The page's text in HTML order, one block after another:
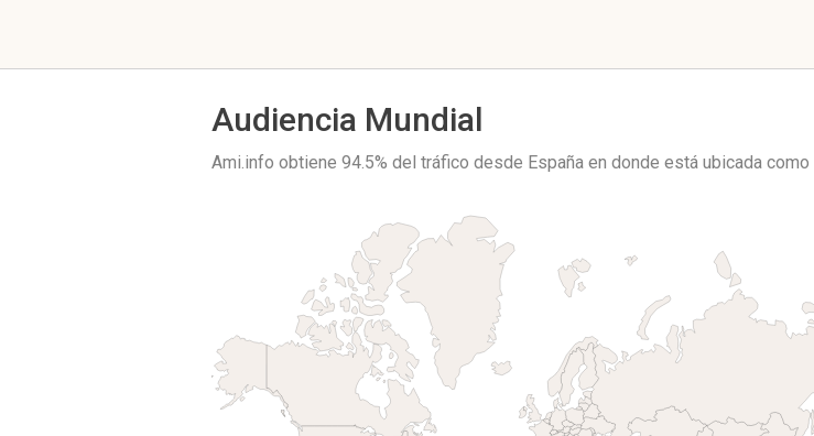
Audiencia Mundial
Ami.info obtiene 94.5% del tráfico desde España en donde está ubicada como